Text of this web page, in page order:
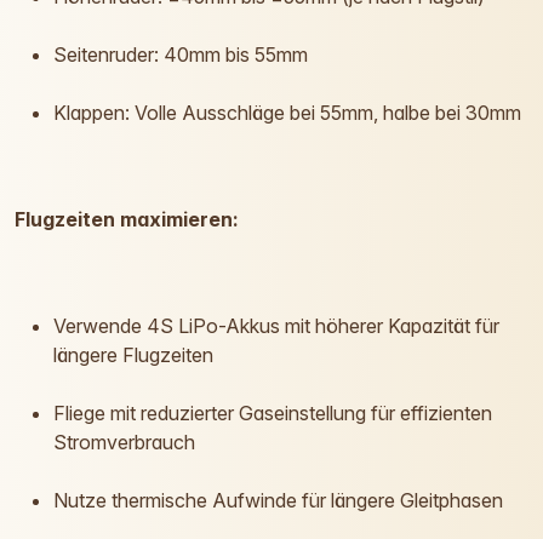
Seitenruder: 40mm bis 55mm
Klappen: Volle Ausschläge bei 55mm, halbe bei 30mm
Flugzeiten maximieren:
Verwende 4S LiPo-Akkus mit höherer Kapazität für
längere Flugzeiten
Fliege mit reduzierter Gaseinstellung für effizienten
Stromverbrauch
Nutze thermische Aufwinde für längere Gleitphasen